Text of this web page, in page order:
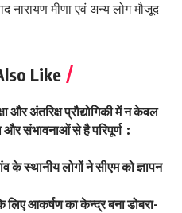
नारायण मीणा एवं अन्य लोग मौजूद
Like
और अंतरिक्ष प्रौद्योगिकी में न केवल
संभावनाओं से है परिपूर्ण :
के स्थानीय लोगों ने सीएम को ज्ञापन
लिए आकर्षण का केन्द्र बना डोबरा-